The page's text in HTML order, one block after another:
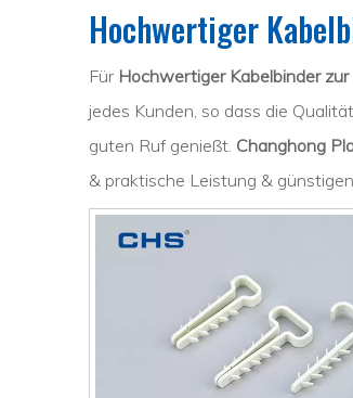
Hochwertiger
Für Hochwertiger Kabelbinder
jedes Kunden, so dass die
guten Ruf genießt. Changhong
& praktische Leistung &